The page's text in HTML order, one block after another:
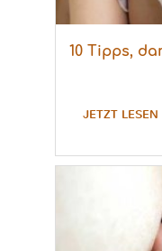
10 Tipps,
JETZT LESEN